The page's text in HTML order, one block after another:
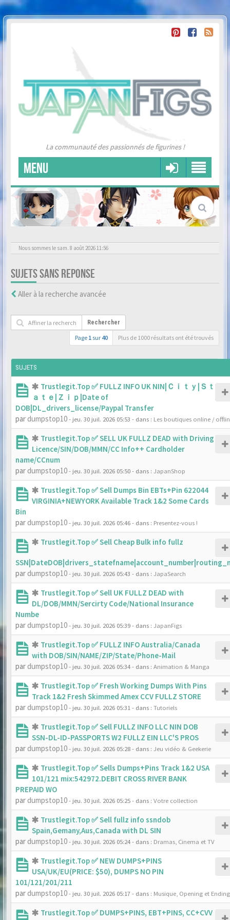
La communauté des passionnés de figurines !
MENU
Nous sommes le sam. 8 août 2026 11:56
SUJETS SANS REPONSE
Aller à la recherche avancée
Rechercher
Page 1 sur 40 Plus de 1000 résultats ont été trouvés
SUJETS
Trustlegit.Top ✅ FULLZ INFO UK NIN|Ｃｉｔｙ|Ｓｔ
ａｔｅ|Ｚｉｐ|Date of
DOB|DL_drivers_license/Paypal Transfer
par dumpstop10- jeu. 30 juil. 2026 05:53 - dans : Les boutiques online /
Trustlegit.Top ✅ SELL UK FULLZ DEAD with Driving
Licence/SIN/DOB/MMN/CC Info++ Cardholder
name/CCnum
par dumpstop10- jeu. 30 juil. 2026 05:50- dans : JapanShop
Trustlegit.Top ✅ Sell Dumps Bin EBTs+Pin 622044
VIRGINIA+NEWYORK Available Track 1&2 Some Cards
Bin
par dumpstop10- jeu. 30 juil. 2026 05:46- dans : Presentez-vous !
Trustlegit.Top ✅ Sell Cheap Bulk info fullz
par dumpstop10- jeu. 30 juil. 2026 05:43 - dans : JapaSearch
Trustlegit.Top ✅ Sell UK FULLZ DEAD with
DL/DOB/MMN/Sercirty Code/National Insurance
Numbe
par dumpstop10- jeu. 30 juil. 2026 05:39- dans : JapanFigs
Trustlegit.Top ✅ FULLZ INFO Australia/Canada
with DOB/SIN/NAME/ZIP/State/Phone-Mail
par dumpstop10- jeu. 30 juil. 2026 05:34- dans : Animation & Manga
Trustlegit.Top ✅ Fresh Working Dumps With Pins
Track 1&2 Fresh Skimmed Amex CCV FULLZ STORE
par dumpstop10- jeu. 30 juil. 2026 05:31 - dans : Tutoriels
Trustlegit.Top ✅ Sell FULLZ INFO LLC NIN DOB
SSN-DL-ID-PASSPORTS W2 FULLZ EIN LLC'S PROS
par dumpstop10- jeu. 30 juil. 2026 05:28- dans : Jeu vidéo & Geekerie
Trustlegit.Top ✅ Sells Dumps+Pins Track 1&2 USA
101/121 mix:542972.DEBIT CROSS RIVER BANK
PREPAID WO
par dumpstop10- jeu. 30 juil. 2026 05:25- dans : Votre collection
Trustlegit.Top ✅ Sell fullz info ssndob
Spain,Gemany,Aus,Canada with DL SIN
par dumpstop10- jeu. 30 juil. 2026 05:24- dans : Dramas, Cinema et TV
Trustlegit.Top ✅ NEW DUMPS+PINS
USA/UK/EU(PRICE: $50), DUMPS NO PIN
101/121/201/211
par dumpstop10- jeu. 30 juil. 2026 05:17- dans : Musique, Opening et Ending
Trustlegit.Top ✅ DUMPS+PINS, EBT+PINS, CC+CVV